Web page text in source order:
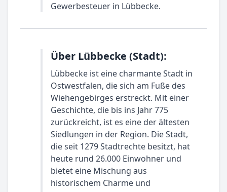
Gewerbesteuer in Lübbecke.
Über Lübbecke (Stadt):
Lübbecke ist eine charmante Stadt in
Ostwestfalen, die sich am Fuße des
Wiehengebirges erstreckt. Mit einer
Geschichte, die bis ins Jahr 775
zurückreicht, ist es eine der ältesten
Siedlungen in der Region. Die Stadt,
die seit 1279 Stadtrechte besitzt, hat
heute rund 26.000 Einwohner und
bietet eine Mischung aus
historischem Charme und